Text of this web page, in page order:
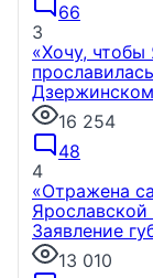
66
3
«Хочу, чтобы
16 254
48
4
«Отражена
Заявление
13 010